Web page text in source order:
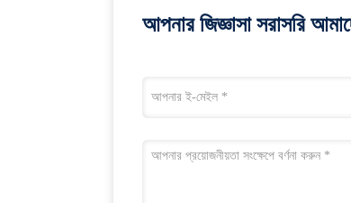
আপনার জিজ্ঞাসা সরাসরি